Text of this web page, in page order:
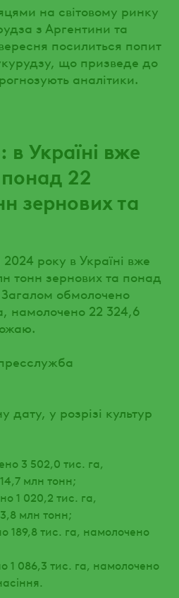
на світовому ринку
з Аргентини та
посилиться попит
що призведе до
аналітики.
Україні вже
22
зернових та
року в Україні вже
тонн зернових та понад
обмолочено
намолочено 22 324,6
дату, у розрізі культур
3 502,0 тис. га,
млн тонн;
1 020,2 тис. га,
млн тонн;
189,8 тис. га, намолочено
1 086,3 тис. га, намолочено